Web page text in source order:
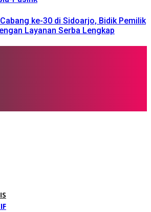
ke-30 di Sidoarjo, Bidik Pemilik
Layanan Serba Lengkap